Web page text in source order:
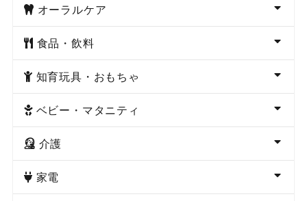
オーラルケア
食品・飲料
知育玩具・おもちゃ
ベビー・マタニティ
介護
家電